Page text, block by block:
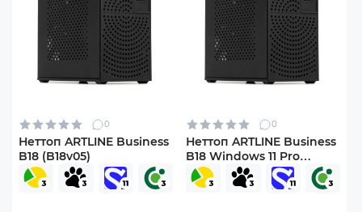
0
Неттоп ARTLINE Business
B18 (B18v05)
0
Неттоп ARTLINE Business
B18 Windows 11 Pro
(B18v05Win)